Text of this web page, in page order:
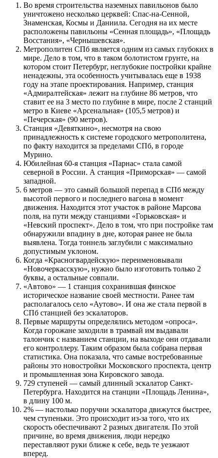
Во время строительства наземных павильонов было
уничтожено несколько церквей: Спас-на-Сенной,
Знаменская, Космы и Даниила. Сегодня на их месте
расположены павильоны «Сенная площадь», «Площадь
Восстания», «Чернышевская».
Метрополитен СПб является одним из самых глубоких в
мире. Дело в том, что в таком болотистом грунте, на
котором стоит Петербург, неглубокие постройки крайне
ненадежны, эта особенность учитывалась еще в 1938
году на этапе проектирования. Например, станция
«Адмиралтейская» лежит на глубине 86 метров, что
ставит ее на 3 место по глубине в мире, после 2 станций
метро в Киеве «Арсенальная» (105,5 метров) и
«Печерская» (90 метров).
Станция «Девяткино», несмотря на свою
принадлежность к системе городского метрополитена,
по факту находится за пределами СПб, в городе
Мурино.
Юбилейная 60-я станция «Парнас» стала самой
северной в России. А станция «Приморская» — самой
западной.
6 метров — это самый большой перепад в СПб между
высотой первого и последнего вагона в момент
движения. Находится этот участок в районе Марсова
поля, на пути между станциями «Горьковская» и
«Невский проспект». Дело в том, что при постройке там
обнаружили впадину в дне, которая ранее не была
выявлена. Тогда тоннель заглубили с максимально
допустимым уклоном.
Когда «Красногвардейскую» переименовывали
«Новочеркасскую», нужно было изготовить только 2
буквы, а остальные совпали.
«Автово» — 1 станция сохранившая финское
историческое название своей местности. Ранее там
располагалось село «Аутово». И она же стала первой в
СПб станцией без эскалаторов.
Первые маршруты определялись методом «опроса».
Когда горожане заходили в трамвай им выдавали
талончик с названием станции, на выходе они отдавали
его контроллеру. Таким образом была собрана первая
статистика. Она показала, что самые востребованные
районы это новостройки Московского проспекта, центр
и промышленная зона Кировского завода.
729 ступеней — самый длинный эскалатор Санкт-
Петербурга. Находится на станции «Площадь Ленина»,
в длину 100 м.
2% — настолько поручни эскалатора движутся быстрее,
чем ступеньки. Это происходит из-за того, что их
скорость обеспечивают 2 разных двигателя. По этой
причине, во время движения, люди нередко
переставляют руки ближе к себе, ведь те уезжают
вперед.